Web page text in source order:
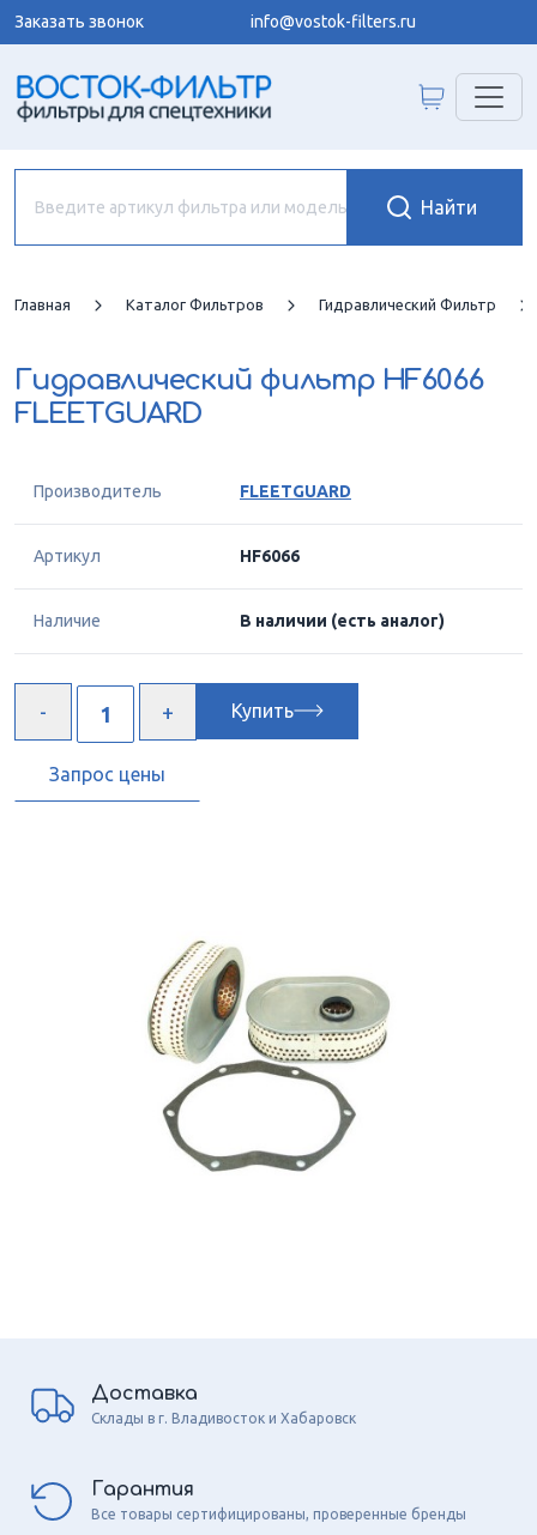
Заказать звонок info@vostok-filters.ru
Главная Каталог Фильтров Гидравлический Фильтр
Гидравлический фильтр HF6066
FLEETGUARD
Производитель FLEETGUARD
Артикул HF6066
Наличие В наличии (есть аналог)
Купить
Запрос цены
Доставка
Склады в г. Владивосток и Хабаровск
Гарантия
Все товары сертифицированы, проверенные бренды